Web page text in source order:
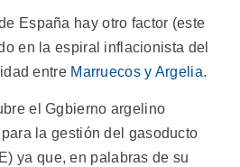
España hay otro factor (este
en la espiral inflacionista del
entre Marruecos y Argelia.
el Ggbierno argelino
para la gestión del gasoducto
ya que, en palabras de su